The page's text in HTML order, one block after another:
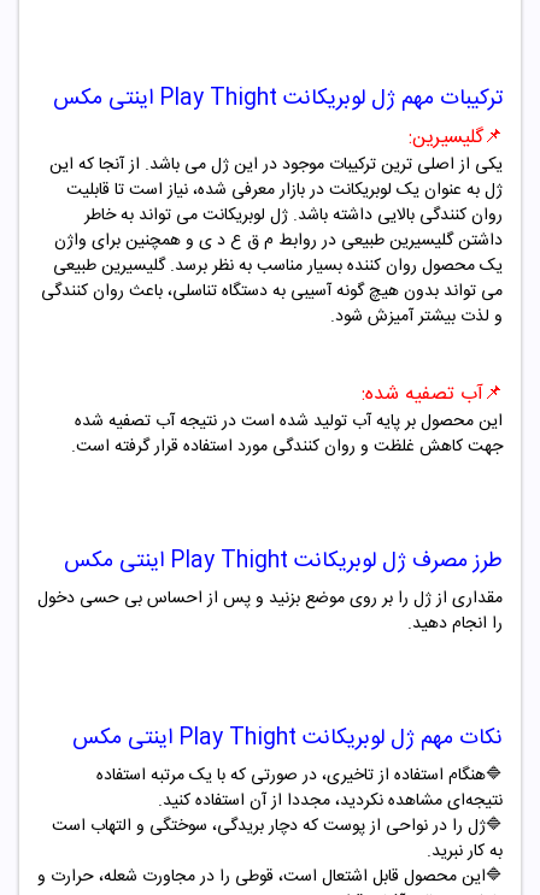
ترکیبات مهم ژل لوبریکانت Play Thight اینتی مکس
📌گلیسیرین:
یکی از اصلی ترین ترکیبات موجود در این ژل می باشد. از آنجا که این
ژل به عنوان یک لوبریکانت در بازار معرفی شده، نیاز است تا قابلیت
روان کنندگی بالایی داشته باشد. ژل لوبریکانت می تواند به خاطر
داشتن گلیسیرین طبیعی در روابط م ق ع د ی و همچنین برای واژن
یک محصول روان کننده بسیار مناسب به نظر برسد. گلیسیرین طبیعی
می تواند بدون هیچ گونه آسیبی به دستگاه تناسلی، باعث روان کنندگی
و لذت بیشتر آمیزش شود.
📌آب تصفیه شده:
این محصول بر پایه آب تولید شده است در نتیجه آب تصفیه شده
جهت کاهش غلظت و روان کنندگی مورد استفاده قرار گرفته است.
طرز مصرف ژل لوبریکانت Play Thight اینتی مکس
مقداری از ژل را بر روی موضع بزنید و پس از احساس بی حسی دخول
را انجام دهید.
نکات مهم ژل لوبریکانت Play Thight اینتی مکس
🔷هنگام استفاده از تاخیری، در صورتی که با یک مرتبه استفاده
نتیجه‌ای مشاهده نکردید، مجددا از آن استفاده کنید.
🔷ژل را در نواحی از پوست که دچار بریدگی، سوختگی و التهاب است
به کار نبرید.
🔷این محصول قابل اشتعال است، قوطی را در مجاورت شعله، حرارت و